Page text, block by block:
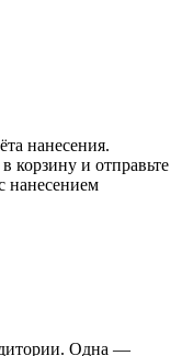
нанесения.
корзину и отправьте
нанесением
Одна —